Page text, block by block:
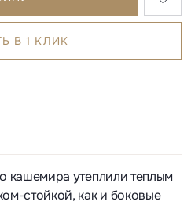
В 1 КЛИК
кашемира утеплили теплым
стойкой, как и боковые